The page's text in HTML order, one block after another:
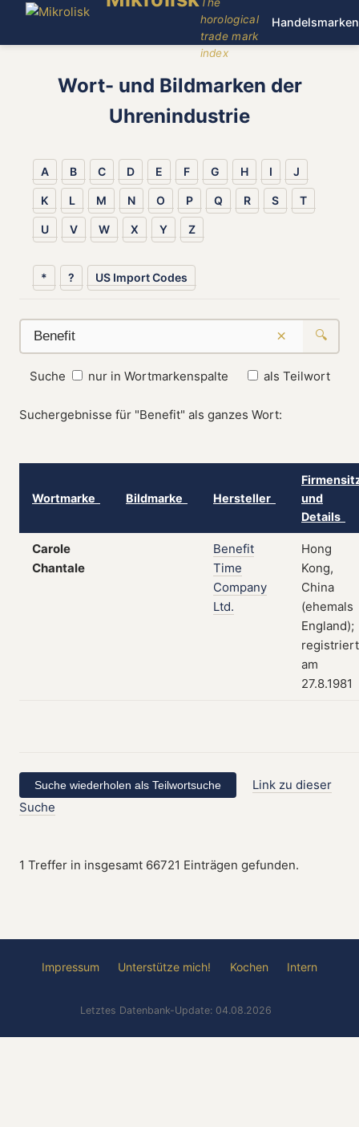
horological
trade mark
index
Handelsmarken
Wort- und Bildmarken der
Uhrenindustrie
A B C D E F G H I J
K L M N O P Q R S T
U V W X Y Z
* ? US Import Codes
× 🔍
Suche nur in Wortmarkenspalte als Teilwort
Suchergebnisse für "Benefit" als ganzes Wort:
Wortmarke Bildmarke Hersteller
und
Details
Carole
Chantale
Benefit
Time
Company
Ltd.
Hong
Kong,
China
(ehemals
England);
registriert
am
27.8.1981
Link zu dieser
Suche
1 Treffer in insgesamt 66721 Einträgen gefunden.
Impressum Unterstütze mich! Kochen Intern
Letztes Datenbank-Update: 04.08.2026